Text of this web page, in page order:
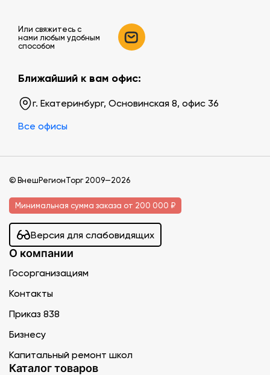
Или свяжитесь c
нами любым удобным
способом
Ближайший к вам офис:
г. Екатеринбург, Основинская 8, офис 36
Все офисы
© ВнешРегионТорг 2009—2026
Минимальная сумма заказа от 200 000 ₽
Версия для слабовидящих
О компании
Госорганизациям
Контакты
Приказ 838
Бизнесу
Капитальный ремонт школ
Каталог товаров